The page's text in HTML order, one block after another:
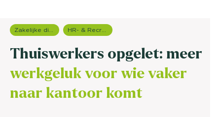
Thuiswerkers opgelet: meer
werkgeluk voor wie vaker
naar kantoor komt